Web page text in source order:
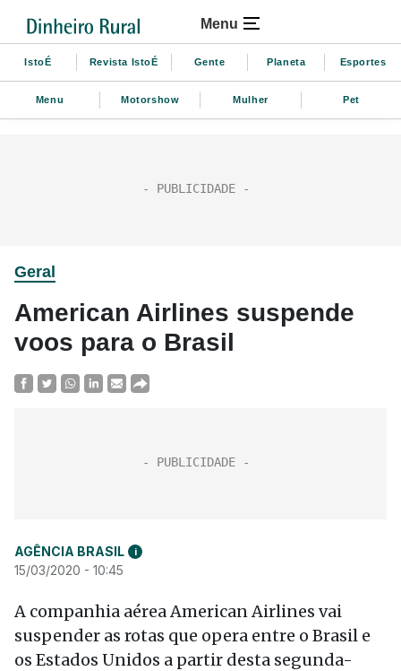
Menu
IstoÉ Revista IstoÉ Gente Planeta Esportes
Menu Motorshow Mulher Pet
Geral
American Airlines suspende
voos para o Brasil
AGÊNCIA BRASIL i
15/03/2020 - 10:45
A companhia aérea American Airlines vai
suspender as rotas que opera entre o Brasil e
os Estados Unidos a partir desta segunda-